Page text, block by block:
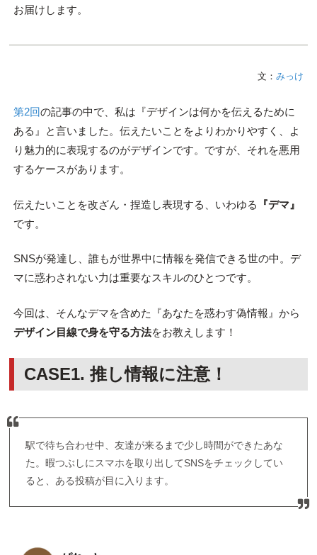
お届けします。
文：みっけ
第2回の記事の中で、私は『デザインは何かを伝えるために
ある』と言いました。伝えたいことをよりわかりやすく、よ
り魅力的に表現するのがデザインです。ですが、それを悪用
するケースがあります。
伝えたいことを改ざん・捏造し表現する、いわゆる
『デマ』
です。
SNSが発達し、誰もが世界中に情報を発信できる世の中。デ
マに惑わされない力は重要なスキルのひとつです。
今回は、そんなデマを含めた『あなたを惑わす偽情報』から
デザイン目線で身を守る方法をお教えします！
CASE1. 推し情報に注意！
駅で待ち合わせ中、友達が来るまで少し時間ができたあな
た。暇つぶしにスマホを取り出してSNSをチェックしてい
ると、ある投稿が目に入ります。